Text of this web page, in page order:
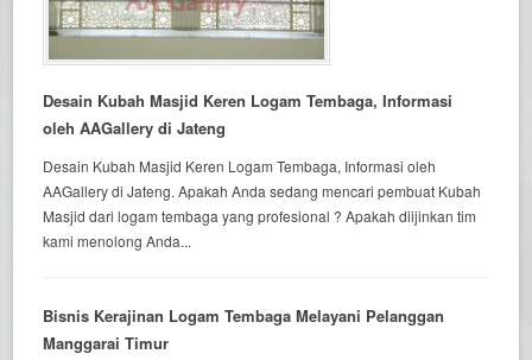
Desain Kubah Masjid Keren Logam Tembaga, Informasi
oleh AAGallery di Jateng
Desain Kubah Masjid Keren Logam Tembaga, Informasi oleh
AAGallery di Jateng. Apakah Anda sedang mencari pembuat Kubah
Masjid dari logam tembaga yang profesional ? Apakah diijinkan tim
kami menolong Anda...
Bisnis Kerajinan Logam Tembaga Melayani Pelanggan
Manggarai Timur